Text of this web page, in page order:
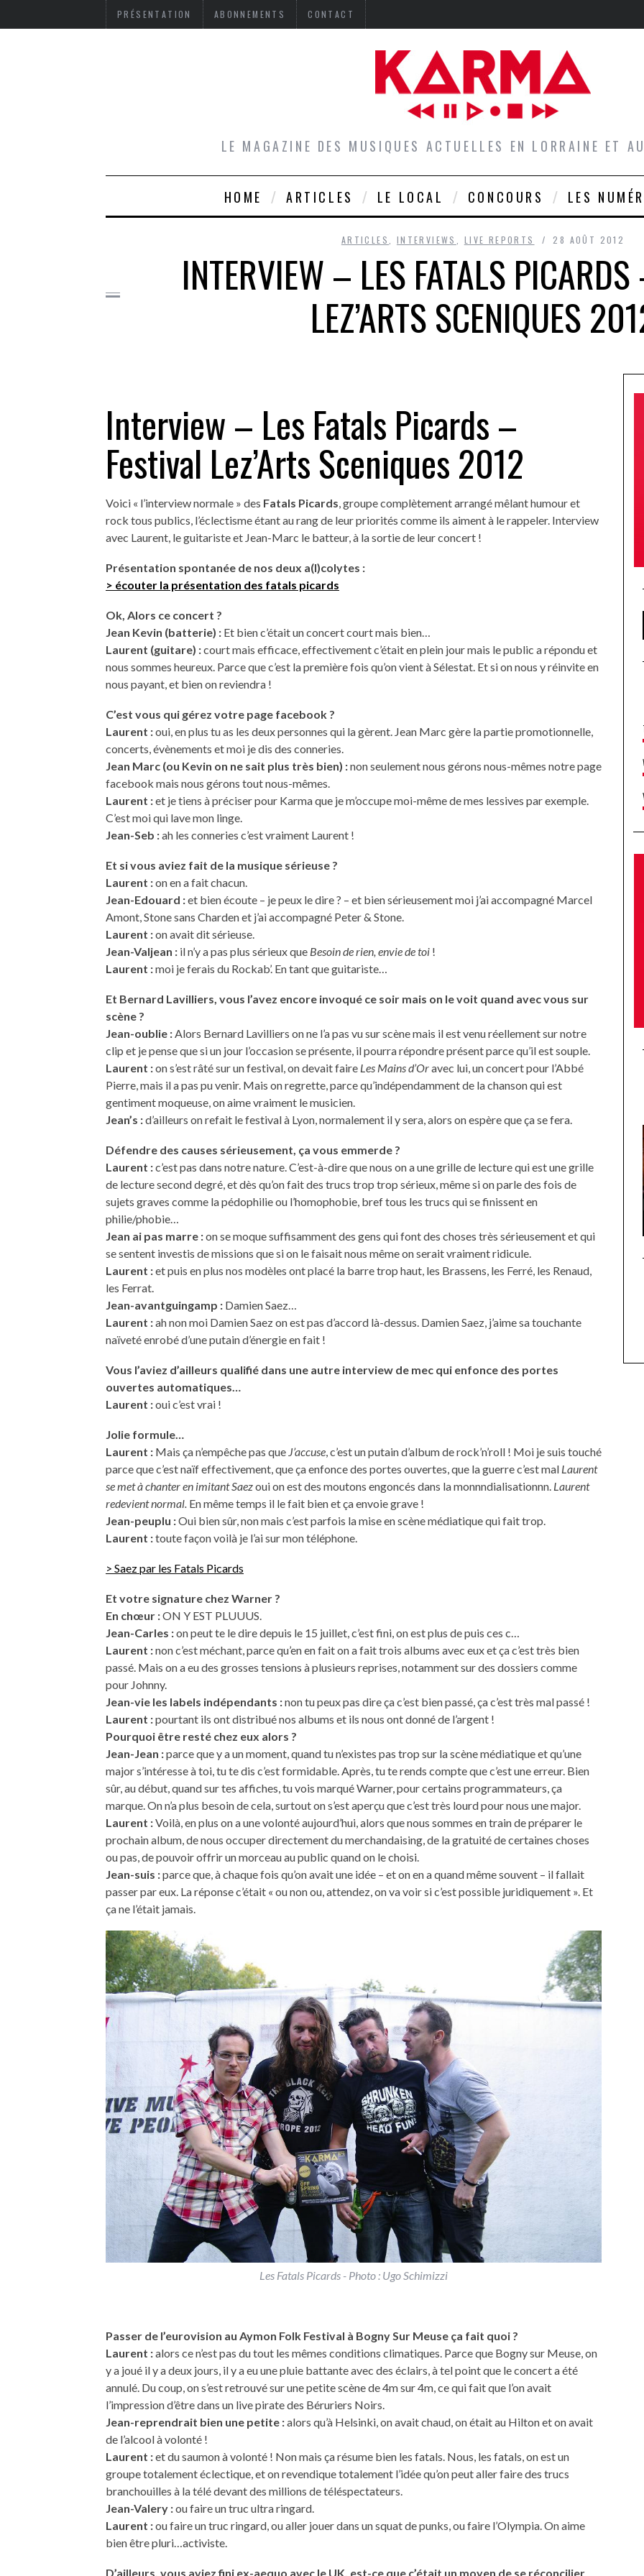
PRÉSENTATION ABONNEMENTS CONTACT
LE MAGAZINE DES MUSIQUES ACTUELLES EN LORRAINE ET
HOME ARTICLES LE LOCAL CONCOURS LES
ARTICLES INTERVIEWS LIVE REPORTS 28 AOÛT 2012
INTERVIEW – LES FATALS
LEZ’ARTS SCENIQUES
Interview – Les Fatals Picards –
Festival Lez’Arts Sceniques 2012
Voici « l’interview normale » des Fatals Picards, groupe complètement arrangé mêlant humour et
rock tous publics, l’éclectisme étant au rang de leur priorités comme ils aiment à le rappeler. Interview
avec Laurent, le guitariste et Jean-Marc le batteur, à la sortie de leur concert !
Présentation spontanée de nos deux a(l)colytes :
> écouter la présentation des fatals picards
Ok, Alors ce concert ?
Jean Kevin (batterie) : Et bien c’était un concert court mais bien…
Laurent (guitare) :court mais efficace, effectivement c’était en plein jour mais le public a répondu et
nous sommes heureux. Parce que c’est la première fois qu’on vient à Sélestat. Et si on nous y réinvite en
nous payant, et bien on reviendra !
C’est vous qui gérez votre page facebook ?
Laurent :oui, en plus tu as les deux personnes qui la gèrent. Jean Marc gère la partie promotionnelle,
concerts, évènements et moi je dis des conneries.
Jean Marc (ou Kevin on ne sait plus très bien) :non seulement nous gérons nous-mêmes notre page
facebook mais nous gérons tout nous-mêmes.
Laurent :et je tiens à préciser pour Karma que je m’occupe moi-même de mes lessives par exemple.
C’est moi qui lave mon linge.
Jean-Seb :ah les conneries c’est vraiment Laurent !
Et si vous aviez fait de la musique sérieuse ?
Laurent :on en a fait chacun.
Jean-Edouard :et bien écoute – je peux le dire ? – et bien sérieusement moi j’ai accompagné Marcel
Amont, Stone sans Charden et j’ai accompagné Peter & Stone.
Laurent :on avait dit sérieuse.
Jean-Valjean : il n’y a pas plus sérieux que Besoin de rien, envie de toi !
Laurent :moi je ferais du Rockab’. En tant que guitariste…
Et Bernard Lavilliers, vous l’avez encore invoqué ce soir mais on le voit quand avec vous sur
scène ?
Jean-oublie :Alors Bernard Lavilliers on ne l’a pas vu sur scène mais il est venu réellement sur notre
clip et je pense que si un jour l’occasion se présente, il pourra répondre présent parce qu’il est souple.
Laurent :on s’est râté sur un festival, on devait faire Les Mains d’Oravec lui, un concert pour l’Abbé
Pierre, mais il a pas pu venir. Mais on regrette, parce qu’indépendamment de la chanson qui est
gentiment moqueuse, on aime vraiment le musicien.
Jean’s :d’ailleurs on refait le festival à Lyon, normalement il y sera, alors on espère que ça se fera.
Défendre des causes sérieusement, ça vous emmerde ?
Laurent :c’est pas dans notre nature. C’est-à-dire que nous on a une grille de lecture qui est une grille
de lecture second degré, et dès qu’on fait des trucs trop trop sérieux, même si on parle des fois de
sujets graves comme la pédophilie ou l’homophobie, bref tous les trucs qui se finissent en
philie/phobie…
Jean ai pas marre :on se moque suffisamment des gens qui font des choses très sérieusement et qui
se sentent investis de missions que si on le faisait nous même on serait vraiment ridicule.
Laurent :et puis en plus nos modèles ont placé la barre trop haut, les Brassens, les Ferré, les Renaud,
les Ferrat.
Jean-avantguingamp : Damien Saez…
Laurent :ah non moi Damien Saez on est pas d’accord là-dessus. Damien Saez, j’aime sa touchante
naïveté enrobé d’une putain d’énergie en fait !
Vous l’aviez d’ailleurs qualifié dans une autre interview de mec qui enfonce des portes
ouvertes automatiques…
Laurent :oui c’est vrai !
Jolie formule…
Laurent : Mais ça n’empêche pas que J’accuse, c’est un putain d’album de rock’n’roll ! Moi je suis touché
parce que c’est naïf effectivement, que ça enfonce des portes ouvertes, que la guerre c’est mal Laurent
se met à chanter en imitant Saezoui on est des moutons engoncés dans la monnndialisationnn. Laurent
redevient normal. En même temps il le fait bien et ça envoie grave !
Jean-peuplu :Oui bien sûr, non mais c’est parfois la mise en scène médiatique qui fait trop.
Laurent :toute façon voilà je l’ai sur mon téléphone.
> Saez par les Fatals Picards
Et votre signature chez Warner ?
En chœur :ON Y EST PLUUUS.
Jean-Carles :on peut te le dire depuis le 15 juillet, c’est fini, on est plus de puis ces c…
Laurent :non c’est méchant, parce qu’en en fait on a fait trois albums avec eux et ça c’est très bien
passé. Mais on a eu des grosses tensions à plusieurs reprises, notamment sur des dossiers comme
pour Johnny.
Jean-vie les labels indépendants :non tu peux pas dire ça c’est bien passé, ça c’est très mal passé !
Laurent :pourtant ils ont distribué nos albums et ils nous ont donné de l’argent !
Pourquoi être resté chez eux alors ?
Jean-Jean :parce que y a un moment, quand tu n’existes pas trop sur la scène médiatique et qu’une
major s’intéresse à toi, tu te dis c’est formidable. Après, tu te rends compte que c’est une erreur. Bien
sûr, au début, quand sur tes affiches, tu vois marqué Warner, pour certains programmateurs, ça
marque. On n’a plus besoin de cela, surtout on s’est aperçu que c’est très lourd pour nous une major.
Laurent :Voilà, en plus on a une volonté aujourd’hui, alors que nous sommes en train de préparer le
prochain album, de nous occuper directement du merchandaising, de la gratuité de certaines choses
ou pas, de pouvoir offrir un morceau au public quand on le choisi.
Jean-suis :parce que, à chaque fois qu’on avait une idée – et on en a quand même souvent – il fallait
passer par eux. La réponse c’était « ou non ou, attendez, on va voir si c’est possible juridiquement ». Et
ça ne l’était jamais.
Les Fatals Picards - Photo : Ugo Schimizzi
Passer de l’eurovision au Aymon Folk Festival à Bogny Sur Meuse ça fait quoi ?
Laurent :alors ce n’est pas du tout les mêmes conditions climatiques. Parce que Bogny sur Meuse, on
y a joué il y a deux jours, il y a eu une pluie battante avec des éclairs, à tel point que le concert a été
annulé. Du coup, on s’est retrouvé sur une petite scène de 4m sur 4m, ce qui fait que l’on avait
l’impression d’être dans un live pirate des Béruriers Noirs.
Jean-reprendrait bien une petite :alors qu’à Helsinki, on avait chaud, on était au Hilton et on avait
de l’alcool à volonté !
Laurent :et du saumon à volonté ! Non mais ça résume bien les fatals. Nous, les fatals, on est un
groupe totalement éclectique, et on revendique totalement l’idée qu’on peut aller faire des trucs
branchouilles à la télé devant des millions de téléspectateurs.
Jean-Valery :ou faire un truc ultra ringard.
Laurent :ou faire un truc ringard, ou aller jouer dans un squat de punks, ou faire l’Olympia. On aime
bien être pluri…activiste.
D’ailleurs, vous aviez fini ex-aequo avec le UK, est-ce que c’était un moyen de se réconcilier